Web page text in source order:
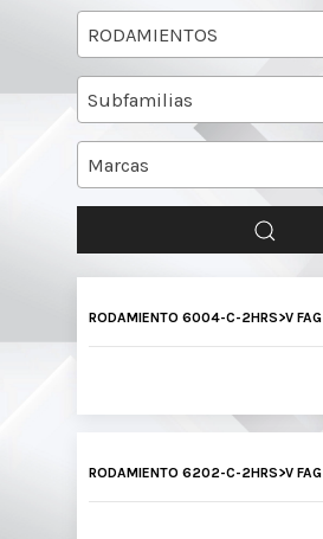
RODAMIENTOS
Subfamilias
Marcas
RODAMIENTO 6004-C-2HRS>V FAG
RODAMIENTO 6202-C-2HRS>V FAG